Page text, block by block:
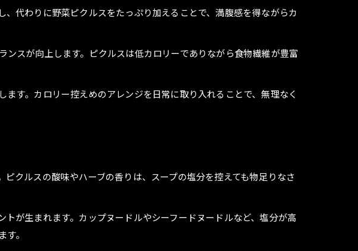
向の工夫
ー献立例
を取り入れる方法
代わりに野菜ピクルスをたっぷり加えることで、満腹感を得ながらカ
スが向上します。ピクルスは低カロリーでありながら食物繊維が豊富
す。カロリー控えめのアレンジを日常に取り入れることで、無理なく
クルスの酸味やハーブの香りは、スープの塩分を控えても物足りなさ
が生まれます。カップヌードルやシーフードヌードルなど、塩分が高
。